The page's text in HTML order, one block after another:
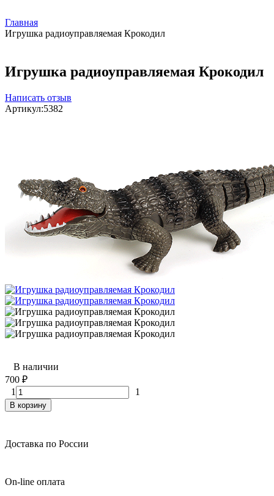
Главная
Игрушка радиоуправляемая Крокодил
Игрушка радиоуправляемая Крокодил
Написать отзыв
Артикул:5382
В наличии
700 ₽
1
1
В корзину
Доставка по России
On-line оплата